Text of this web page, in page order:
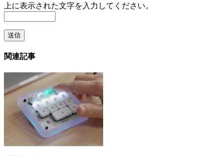
上に表示された文字を入力してください。
関連記事